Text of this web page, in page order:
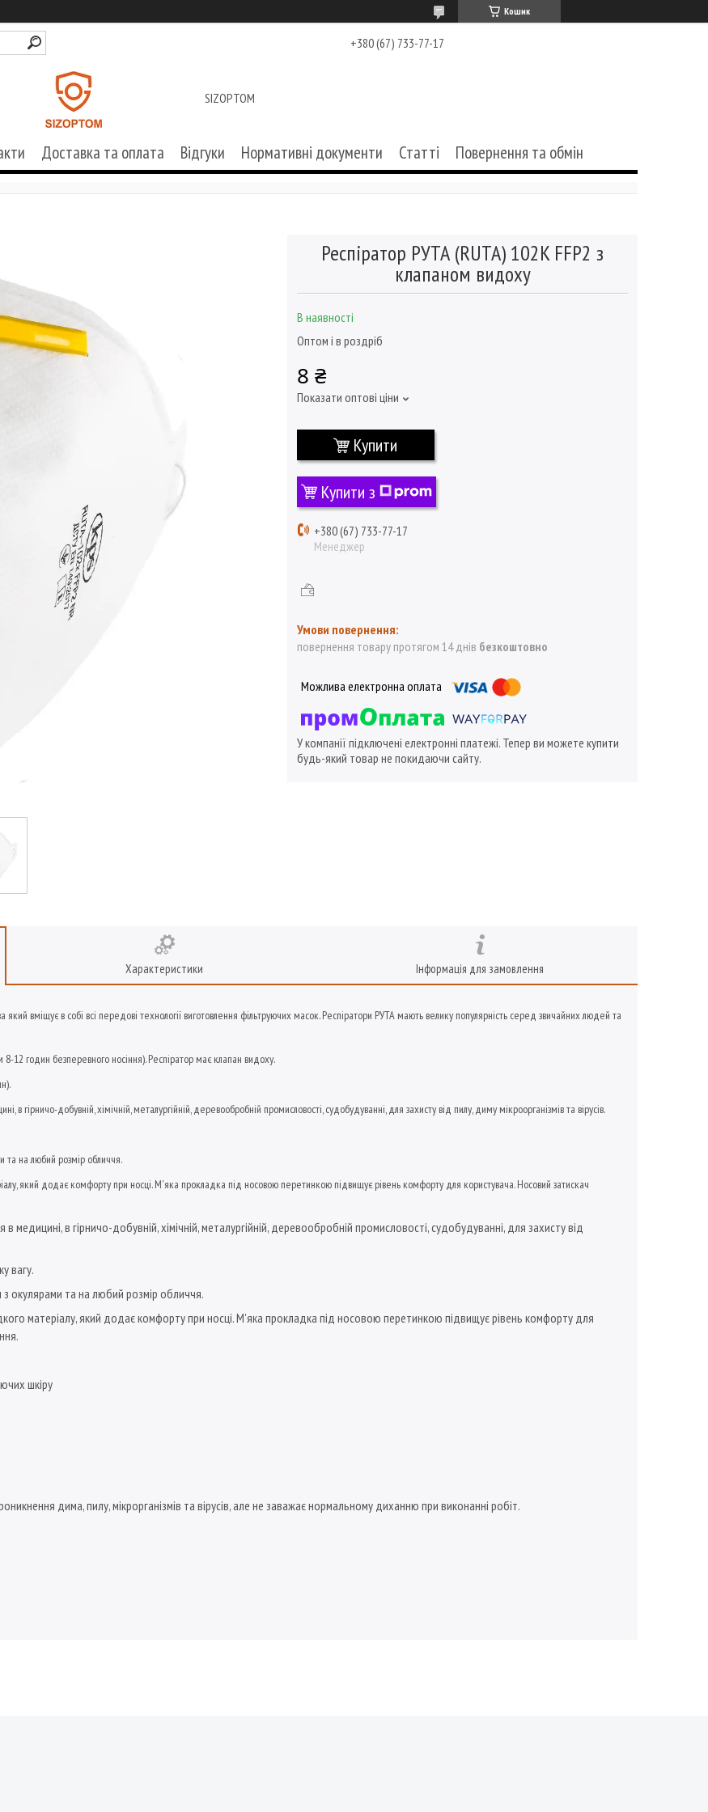
Кошик
+380 (67) 733-77-17
SIZOPTOM
Доставка та оплата Відгуки Нормативні документи Статті Повернення та обмін
Респіратор РУТА (RUTA) 102K FFP2 з
клапаном видоху
В наявності
Оптом і в роздріб
8 ₴
Показати оптові ціни
Купити
Купити з
+380 (67) 733-77-17
Менеджер
повернення товару протягом 14 днів безкоштовно
У компанії підключені електронні платежі. Тепер ви можете купити
будь-який товар не покидаючи сайту.
Характеристики Інформація для замовлення
вміщує в собі всі передові технології виготовлення фільтруючих масок.Респіратори РУТА мають велику популярність серед звичайних людей та
12 годин безперевного носіння). Респіратор має клапан видоху.
в гірничо-добувній, хімічній, металургійній, деревообробній промисловості, судобудуванні, для захисту від пилу, диму мікроорганізмів та вірусів.
та на любий розмір обличчя.
який додає комфорту при носці. М'яка прокладка під носовою перетинкою підвищує рівень комфорту для користувача. Носовий затискач
медицині, в гірничо-добувній, хімічній, металургійній, деревообробній промисловості, судобудуванні, для захисту від
вагу.
окулярами та на любий розмір обличчя.
матеріалу, який додає комфорту при носці. М'яка прокладка під носовою перетинкою підвищує рівень комфорту для
шкіру
дима, пилу, мікрорганізмів та вірусів, але не заважає нормальному диханню при виконанні робіт.